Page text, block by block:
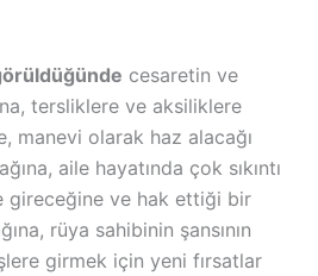
cesaretin ve
tersliklere ve aksiliklere
manevi olarak haz alacağı
aile hayatında çok sıkıntı
gireceğine ve hak ettiği bir
rüya sahibinin şansının
girmek için yeni fırsatlar